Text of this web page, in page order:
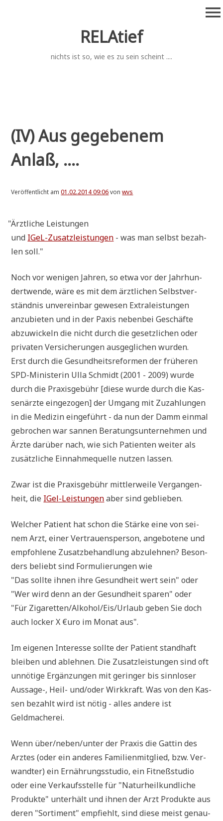
RELAtief
nichts ist so, wie es zu sein scheint ....
menu
(IV) Aus gegebenem
Anlaß, ....
Veröffentlicht am01.02.2014 09:06vonwvs
"Ärzt­li­che Leistungen
und IGeL-Zusatz­lei­stun­gen - was man selbst bezah­
len soll."
Noch vor weni­gen Jah­ren, so etwa vor der Jahr­hun­
dert­wen­de, wäre es mit dem ärzt­li­chen Selbst­ver­
ständ­nis unver­ein­bar gewe­sen Extra­lei­stun­gen
anzu­bie­ten und in der Paxis neben­bei Geschäf­te
abzu­wickeln die nicht durch die gesetz­li­chen oder
pri­va­ten Ver­si­che­run­gen aus­ge­gli­chen wurden.
Erst durch die Gesund­heits­re­for­men der frü­he­ren
SPD-Mini­ste­rin Ulla Schmidt (2001 - 2009) wur­de
durch die Pra­xis­ge­bühr [die­se wur­de durch die Kas­
sen­ärz­te ein­ge­zo­gen] der Umgang mit Zuzah­lun­gen
in die Medi­zin ein­ge­führt - da nun der Damm ein­mal
gebro­chen war san­nen Bera­tungs­un­ter­neh­men und
Ärz­te dar­über nach, wie sich Pati­en­ten wei­ter als
zusätz­li­che Ein­nah­me­quel­le nut­zen lassen.
Zwar ist die Pra­xis­ge­bühr mitt­ler­wei­le Ver­gan­gen­
heit, die IGel-Lei­stun­genaber sind geblieben.
Wel­cher Pati­ent hat schon die Stär­ke eine von sei­
nem Arzt, einer Ver­trau­ens­per­son, ange­bo­te­ne und
emp­foh­le­ne Zusatz­be­hand­lung abzu­leh­nen? Beson­
ders beliebt sind For­mu­lie­run­gen wie
"Das soll­te ihnen ihre Gesund­heit wert sein" oder
"Wer wird denn an der Gesund­heit spa­ren" oder
"Für Zigaretten/Alkohol/Eis/Urlaub geben Sie doch
auch locker X €uro im Monat aus".
Im eige­nen Inter­es­se soll­te der Pati­ent stand­haft
blei­ben und ableh­nen. Die Zusatz­lei­stun­gen sind oft
unnö­ti­ge Ergän­zun­gen mit gerin­ger bis sinn­lo­ser
Aus­sa­ge-, Heil- und/oder Wirk­kraft. Was von den Kas­
sen bezahlt wird ist nötig - alles ande­re ist
Geldmacherei.
Wenn über/neben/unter der Pra­xis die Gat­tin des
Arz­tes (oder ein ande­res Fami­li­en­mit­glied, bzw. Ver­
wand­ter) ein Ernäh­rungs­stu­dio, ein Fit­neß­stu­dio
oder eine Ver­kaufs­stel­le für "Natur­heil­kund­li­che
Pro­duk­te" unter­hält und ihnen der Arzt Pro­duk­te aus
deren "Sor­ti­ment" emp­fiehlt, sind die­se meist genau­